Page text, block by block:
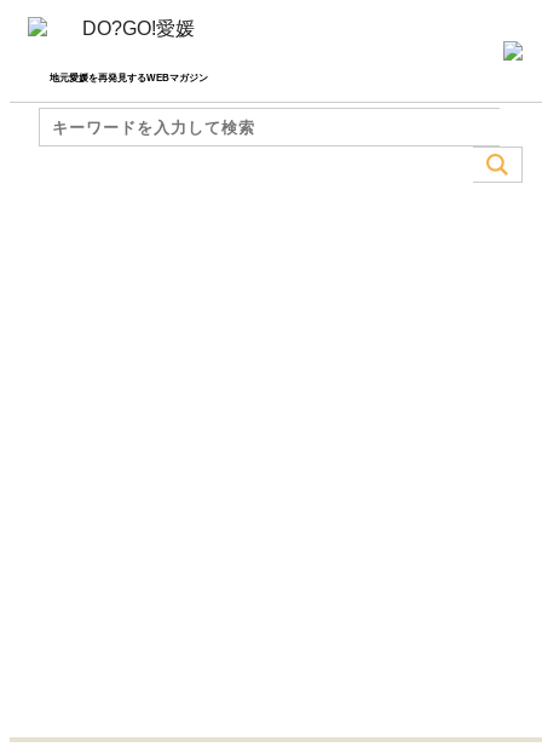
地元愛媛を再発見するWEBマガジン